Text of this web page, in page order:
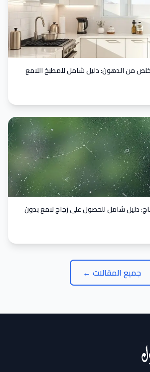
من الدهون: دليل شامل للمطبخ اللامع
دليل شامل للحصول على زجاج لامع بدون
جميع المقالات ←